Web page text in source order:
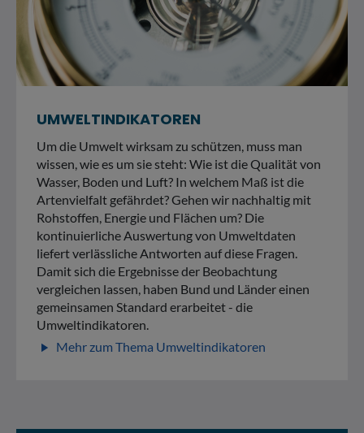
UMWELTINDIKATOREN
Um die Umwelt wirksam zu schützen, muss man
wissen, wie es um sie steht: Wie ist die Qualität von
Wasser, Boden und Luft? In welchem Maß ist die
Artenvielfalt gefährdet? Gehen wir nachhaltig mit
Rohstoffen, Energie und Flächen um? Die
kontinuierliche Auswertung von Umweltdaten
liefert verlässliche Antworten auf diese Fragen.
Damit sich die Ergebnisse der Beobachtung
vergleichen lassen, haben Bund und Länder einen
gemeinsamen Standard erarbeitet - die
Umweltindikatoren.
play_arrow Mehr zum Thema Umweltindikatoren